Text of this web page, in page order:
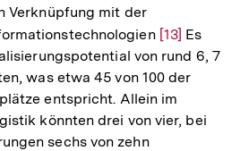
Verknüpfung mit der
Zur
Auflösung
der
Fußnote
[13] Es
von rund 6, 7
was etwa 45 von 100 der
entspricht. Allein im
könnten drei von vier, bei
sechs von zehn